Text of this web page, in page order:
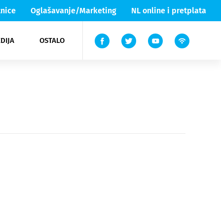
Oglašavanje/Marketing NL online i pretplata
OSTALO
Lika & Senj
TV